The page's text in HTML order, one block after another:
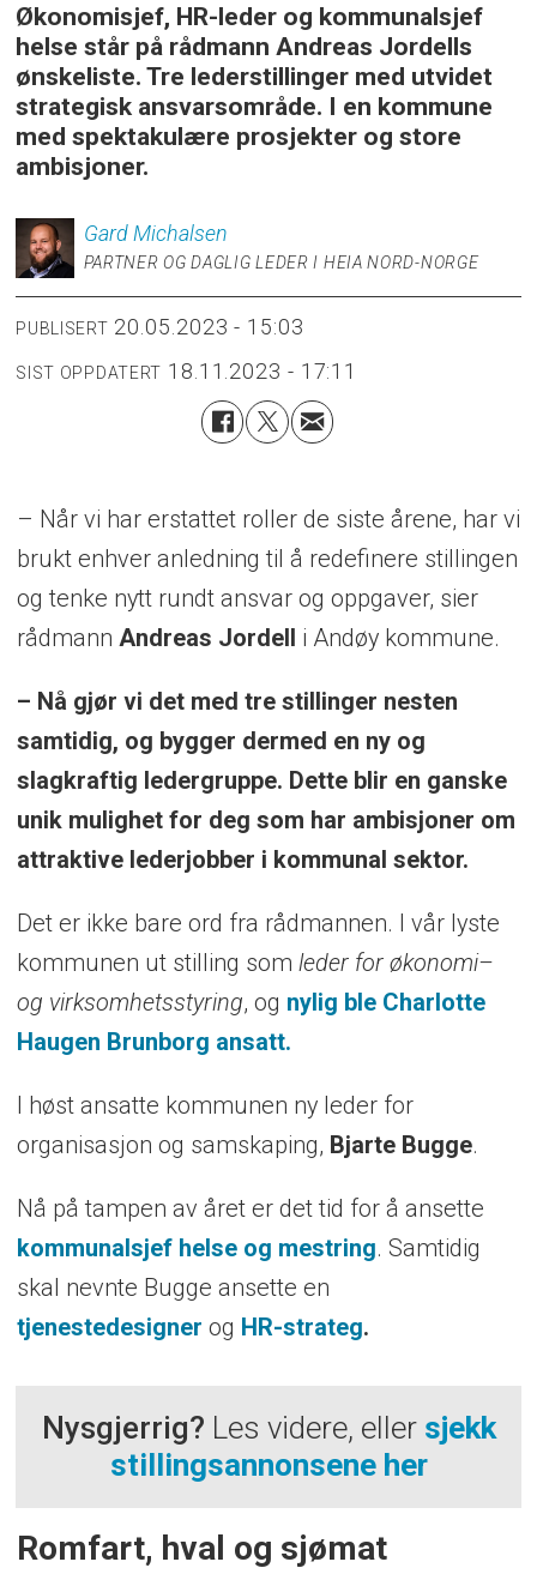
Økonomisjef, HR-leder og kommunalsjef
helse står på rådmann Andreas Jordells
ønskeliste. Tre lederstillinger med utvidet
strategisk ansvarsområde. I en kommune
med spektakulære prosjekter og store
ambisjoner.
Gard Michalsen
PARTNER OG DAGLIG LEDER I HEIA NORD-NORGE
PUBLISERT 20.05.2023 - 15:03
SIST OPPDATERT 18.11.2023 - 17:11
– Når vi har erstattet roller de siste årene, har vi
brukt enhver anledning til å redefinere stillingen
og tenke nytt rundt ansvar og oppgaver, sier
rådmann Andreas Jordell i Andøy kommune.
– Nå gjør vi det med tre stillinger nesten
samtidig, og bygger dermed en ny og
slagkraftig ledergruppe. Dette blir en ganske
unik mulighet for deg som har ambisjoner om
attraktive lederjobber i kommunal sektor.
Det er ikke bare ord fra rådmannen. I vår lyste
kommunen ut stilling som leder for økonomi–
og virksomhetsstyring, og nylig ble Charlotte
Haugen Brunborg ansatt.
I høst ansatte kommunen ny leder for
organisasjon og samskaping, Bjarte Bugge.
Nå på tampen av året er det tid for å ansette
kommunalsjef helse og mestring. Samtidig
skal nevnte Bugge ansette en
tjenestedesigner og HR-strateg.
Nysgjerrig? Les videre, eller sjekk
stillingsannonsene her
Romfart, hval og sjømat